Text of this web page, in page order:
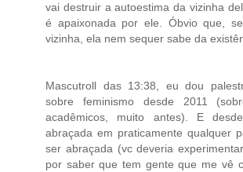
vai destruir a autoestima da vizinha
é apaixonada por ele. Óbvio que,
vizinha, ela nem sequer sabe da
Mascutroll das 13:38, eu dou
sobre feminismo desde 2011
acadêmicos, muito antes). E
abraçada em praticamente qualquer
ser abraçada (vc deveria
por saber que tem gente que me vê